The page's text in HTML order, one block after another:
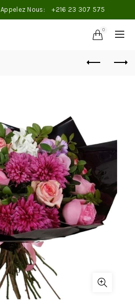
Appelez Nous: +216 23 307 575
0